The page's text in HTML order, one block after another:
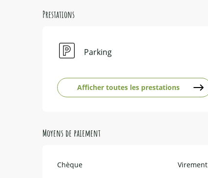
Prestations
Parking
Afficher toutes les prestations
Moyens de paiement
Chèque Virement